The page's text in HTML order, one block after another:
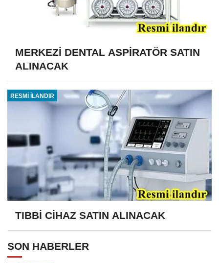
MERKEZİ DENTAL ASPİRATÖR SATIN
ALINACAK
RESMİ İLANDIR
TIBBİ CİHAZ SATIN ALINACAK
SON HABERLER